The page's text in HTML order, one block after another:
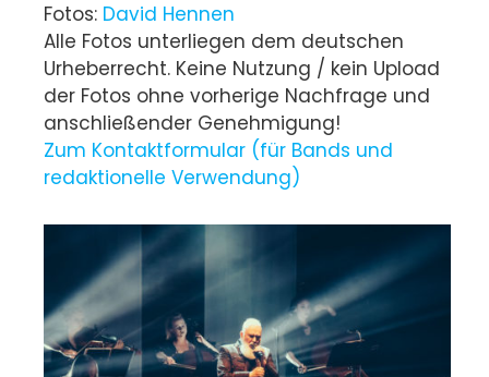
Fotos: David Hennen
Alle Fotos unterliegen dem deutschen
Urheberrecht. Keine Nutzung / kein Upload
der Fotos ohne vorherige Nachfrage und
anschließender Genehmigung!
Zum Kontaktformular (für Bands und
redaktionelle Verwendung)